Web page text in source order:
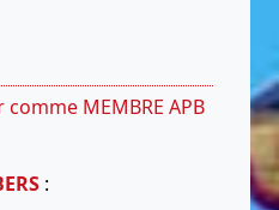
MEMBRE APB
: